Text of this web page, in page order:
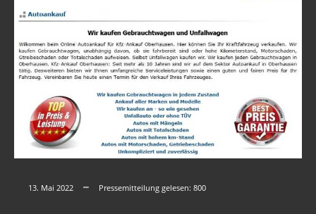
13. Mai 2022 Pressemitteilung gelesen: 800